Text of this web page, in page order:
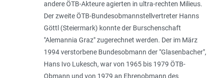
andere ÖTB-Akteure agierten in ultra-rechten Milieus.
Der zweite ÖTB-Bundesobmannstellvertreter Hanns
Göttl (Steiermark) konnte der Burschenschaft
"Alemannia Graz" zugerechnet werden. Der im März
1994 verstorbene Bundesobmann der "Glasenbacher",
Hans Ivo Lukesch, war von 1965 bis 1979 ÖTB-
Obmann und von 1979 an Ehrenobmann des